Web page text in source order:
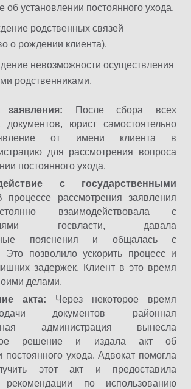
об установлении постоянного ухода.
родственных связей
о рождении клиента).
невозможности осуществления
родственниками.
После сбора всех
документов, юрист самостоятельно
от имени клиента в
для рассмотрения вопроса
постоянного ухода.
с государственными
процессе рассмотрения заявления
взаимодействовала с
госвласти, давала
пояснения и общалась с
Это позволило ускорить процесс и
задержек. Клиент в это время
делами.
акта: Через некоторое время
документов районная
администрация вынесла
решение и издала акт об
постоянного ухода. Адвокат помогла
этот акт и предоставила
рекомендации по использованию